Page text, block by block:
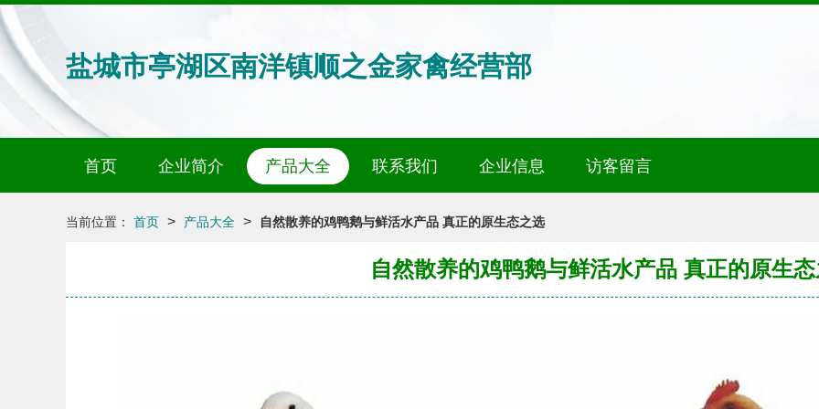
盐城市亭湖区南洋镇顺之金家禽经营部
首页 企业简介 产品大全 联系我们 企业信息 访客留言
当前位置： 首页 > 产品大全 > 自然散养的鸡鸭鹅与鲜活水产品 真正的原生态之选
自然散养的鸡鸭鹅与鲜活水产品 真正的原生